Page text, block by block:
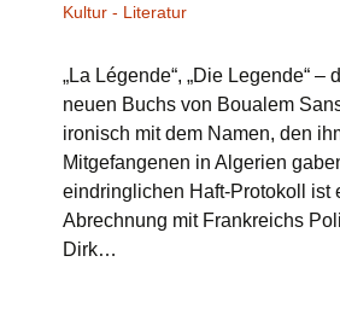
Kultur - Literatur
„La Légende“, „Die Legende“ –
neuen Buchs von Boualem
ironisch mit dem Namen, den
Mitgefangenen in Algerien
eindringlichen Haft-Protokoll ist
Abrechnung mit Frankreichs
Dirk…